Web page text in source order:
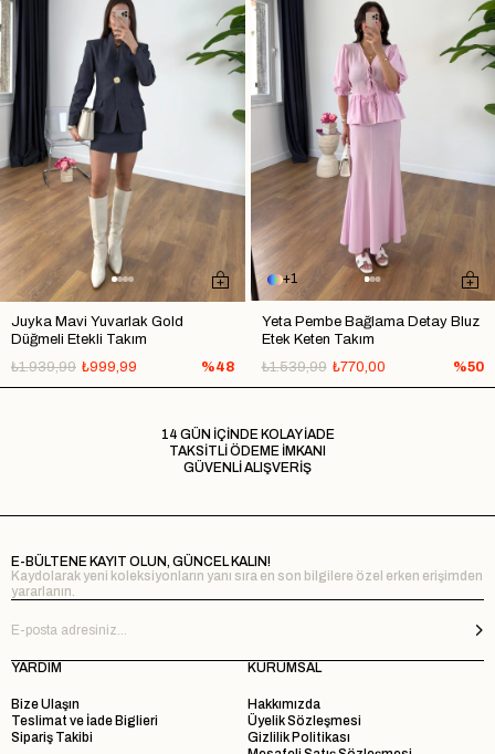
Juyka Mavi Yuvarlak Gold
Düğmeli Etekli Takım
₺999,99
₺1.939,99 %48
1
Yeta Pembe Bağlama Detay Bluz
Etek Keten Takım
₺770,00
₺1.539,99 %50
14 GÜN İÇİNDE KOLAY İADE
TAKSİTLİ ÖDEME İMKANI
GÜVENLİ ALIŞVERİŞ
E-BÜLTENE KAYIT OLUN, GÜNCEL KALIN!
Kaydolarak yeni koleksiyonların yanı sıra en son bilgilere özel erken erişimden
yararlanın.
YARDIM
Bize Ulaşın
Teslimat ve İade Biglieri
Sipariş Takibi
KURUMSAL
Hakkımızda
Üyelik Sözleşmesi
Gizlilik Politikası